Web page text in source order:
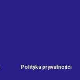
Polityka prywatności